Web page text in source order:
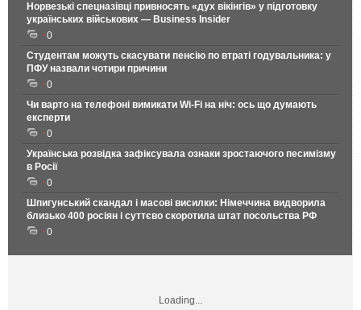
Норвезькі спецназівці привносять «дух вікінгів» у підготовку
українських військових — Business Insider
0
Студентам можуть скасувати пенсію по втраті годувальника: у
ПФУ назвали чотири причини
0
Чи варто на телефонi вимикати Wi-Fi на ніч: ось що думають
експерти
0
Українська розвідка зафіксувала ознаки зростаючого песимізму
в Росії
0
Шпигунський скандал і масові висилки: Німеччина видворила
близько 400 росіян і суттєво скоротила штат посольства РФ
0
Loading...